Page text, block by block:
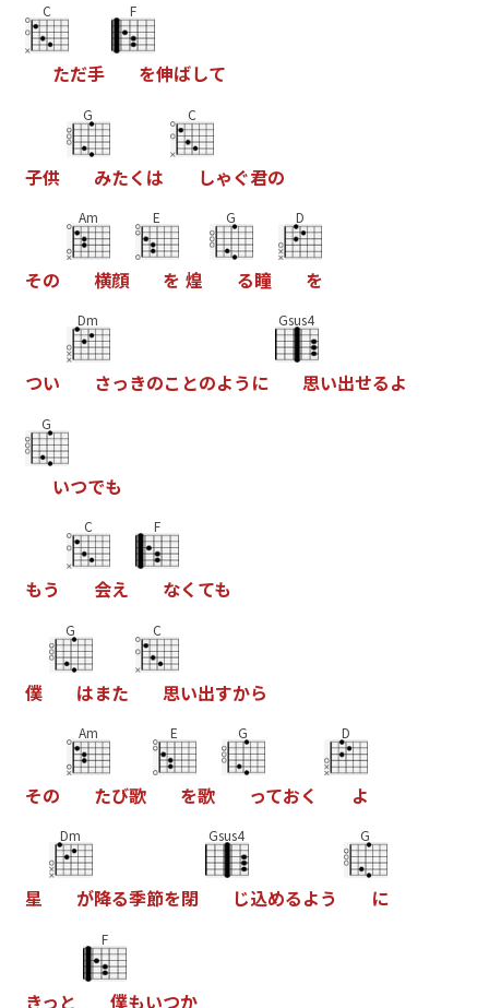
C
ただ手
F
を伸ばして
子供
G
みたく は
C
しゃぐ君の
その
Am
横顔
E
を 煌
G
る瞳
D
を
つい
Dm
さっきのこ とのよう に
Gsus4
思い出せるよ
G
いつでも
もう
C
会え
F
なく ても
僕
G
はまた
C
思い出すから
その
Am
たび歌
E
を歌
G
っておく
D
よ
星
Dm
が降る季節を閉
Gsus4
じ込めるよう
G
に
きっ と
F
僕もいつか